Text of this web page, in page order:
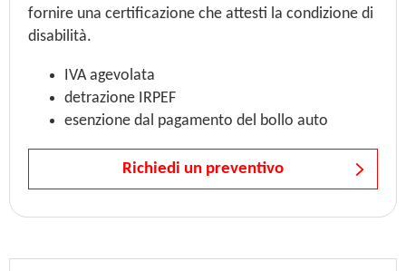
fornire una certificazione che attesti la condizione di
disabilità.
IVA agevolata
detrazione IRPEF
esenzione dal pagamento del bollo auto
Richiedi un preventivo